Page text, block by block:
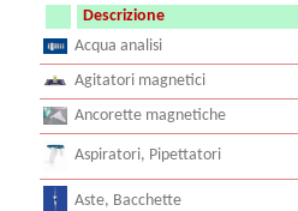
Descrizione
Acqua analisi
Agitatori magnetici
Ancorette magnetiche
Aspiratori, Pipettatori
Aste, Bacchette